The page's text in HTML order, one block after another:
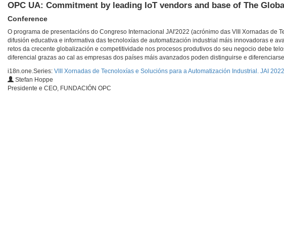
OPC UA: Commitment by leading IoT vendors and base of The
Conference
O programa de presentacións do Congreso Internacional JAI'2022 (acrónimo das VIII Xornadas de
difusión educativa e informativa das tecnoloxías de automatización industrial máis innovadoras e
retos da crecente globalización e competitividade nos procesos produtivos do seu negocio debe
diferencial grazas ao cal as empresas dos países máis avanzados poden distinguirse e
i18n.one.Series: VIII Xornadas de Tecnoloxías e Solucións para a Automatización Industrial. JAI 2022
Stefan Hoppe
Presidente e CEO, FUNDACIÓN OPC